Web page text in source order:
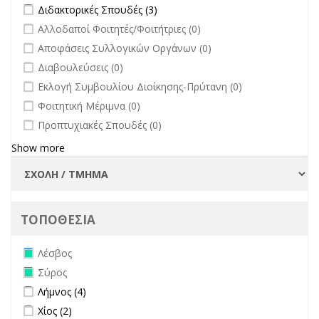
Apply Διδακτορικές Σπουδές filter
Διδακτορικές Σπουδές (3)
undefined
Αλλοδαποί Φοιτητές/Φοιτήτριες (0)
undefined
Αποφάσεις Συλλογικών Οργάνων (0)
undefined
Διαβουλεύσεις (0)
undefined
Εκλογή Συμβουλίου Διοίκησης-Πρύτανη (0)
undefined
Φοιτητική Μέριμνα (0)
undefined
Προπτυχιακές Σπουδές (0)
Show more
ΤΟΠΟΘΕΣΙΑ
Remove Λέσβος filter
Λέσβος
Remove Σύρος filter
Σύρος
Apply Λήμνος filter
Λήμνος (4)
Apply Χίος filter
Χίος (2)